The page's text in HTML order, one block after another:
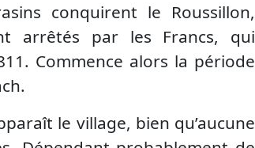
conquirent le Roussillon,
arrêtés par les Francs, qui
Commence alors la période
le village, bien qu’aucune